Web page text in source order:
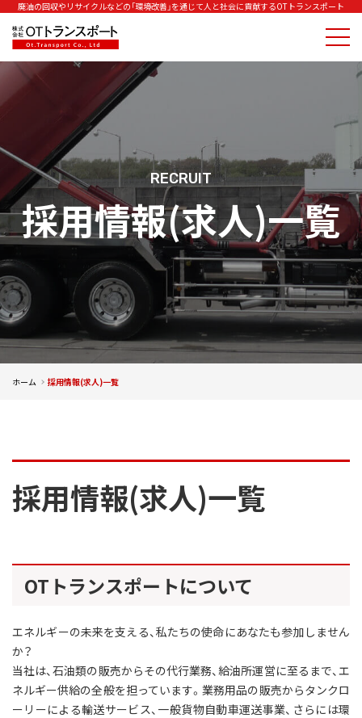
廃油の回収やリサイクルなどの「環境改善」を通じて人と社会に貢献するOTトランスポート
RECRUIT
採用情報(求人)一覧
ホーム 採用情報(求人)一覧
採用情報(求人)一覧
OTトランスポートについて
エネルギーの未来を支える、私たちの使命にあなたも参加しません
か？
当社は、石油類の販売からその代行業務、給油所運営に至るまで、エ
ネルギー供給の全般を担っています。業務用品の販売からタンクロ
ーリーによる輸送サービス、一般貨物自動車運送事業、さらには環